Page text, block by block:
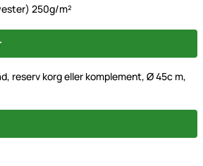
250g/m²
reserv korg eller komplement, Ø 45c m,